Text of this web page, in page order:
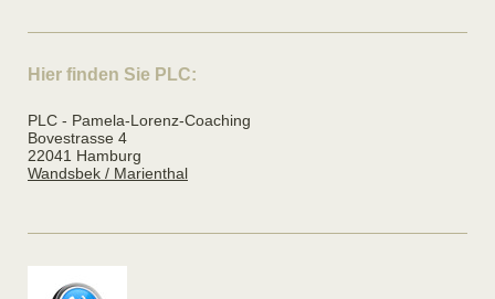
Hier finden Sie PLC:
PLC - Pamela-Lorenz-Coaching
Bovestrasse 4
22041 Hamburg
Wandsbek / Marienthal